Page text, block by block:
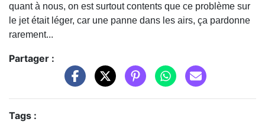
quant à nous, on est surtout contents que ce problème sur
le jet était léger, car une panne dans les airs, ça pardonne
rarement...
Partager :
Tags :